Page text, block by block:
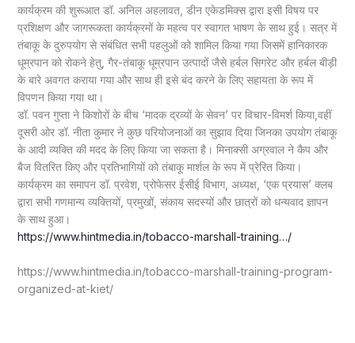
कार्यक्रम की शुरूआत डॉ. अनिल अहलावत, डीन एकेडमिक्स द्वारा इसी विषय पर
प्रशिक्षण और जागरूकता कार्यक्रमों के महत्व पर स्वागत भाषण के साथ हुई। सत्र में
तंबाकू के दुरुपयोग से संबंधित सभी पहलुओं को शामिल किया गया जिसमें हानिकारक
धूम्रपान को रोकने हेतु, गैर-तंबाकू धूम्रपान उत्पादों जैसे हर्बल सिगरेट और हर्बल बीड़ी
के बारे अवगत कराया गया और साथ ही इसे बंद करने के लिए सहायता के रूप में
विपणन किया गया था।
डॉ. पवन गुप्ता ने किशोरों के बीच ‘मादक द्रव्यों के सेवन’ पर विचार-विमर्श किया,वहीं
दूसरी ओर डॉ. नीता कुमार ने कुछ परियोजनाओं का सुझाव दिया जिनका उपयोग तंबाकू
के आदी व्यक्ति की मदद के लिए किया जा सकता है। मिनाक्सी अग्रवाल ने कैप और
बैज वितरित किए और प्रतिभागियों को तंबाकू मार्शल के रूप में प्रेरित किया।
कार्यक्रम का समापन डॉ. प्रवेश, प्रोफेसर ईसीई विभाग, अध्यक्ष, ‘एक प्रयास’ क्लब
द्वारा सभी गणमान्य व्यक्तियों, प्रमुखों, संकाय सदस्यों और छात्रों को धन्यवाद ज्ञापन
के साथ हुआ।
https://www.hintmedia.in/tobacco-marshall-training…/
https://www.hintmedia.in/tobacco-marshall-training-program-
organized-at-kiet/